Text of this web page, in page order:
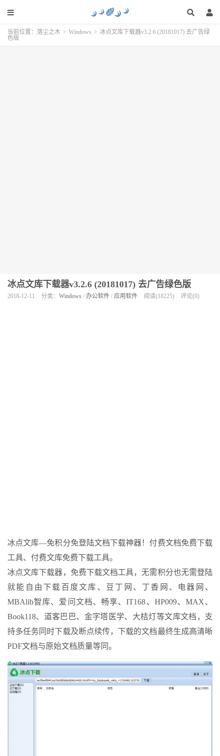
当前位置： 落尘之木 > Windows > 冰点文库下载器v3.2.6 (20181017) 去广告绿
色版
冰点文库下载器v3.2.6 (20181017) 去广告绿色版
2018-12-11 分类： Windows / 办公软件 / 应用软件 阅读(18225) 评论(0)
冰点文库—免积分免登陆文档下载神器！付费文档免费下载
工具、付费文库免费下载工具。
冰点文库下载器，免费下载文档工具，无需积分也无需登陆
就能自由下载百度文库、豆丁网、丁香网、电器网、
MBAlib智库、爱问文档、畅享、IT168、HP009、MAX、
Book118、道客巴巴、金字塔医学、大桔灯等文库文档，支
持多任务同时下载及断点续传，下载的文档最终生成高清晰
PDF文档与原始文档质量等同。